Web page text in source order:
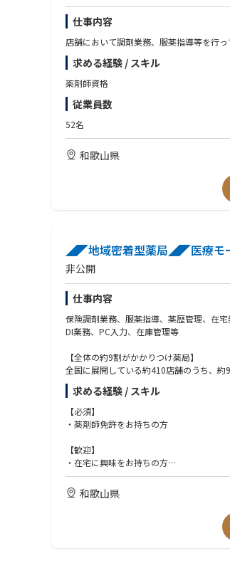
仕事内容
店舗において調剤業務、服薬指導等を行っ
求める経験 / スキル
薬剤師資格
従業員数
52名
和歌山県
◢◤地域密着型薬局◢◤医療モ
非公開
仕事内容
保険調剤業務、服薬指導、薬歴管理、在
DI業務、PC入力、在庫管理等
【全体の約9割がかかりつけ薬局】
全国に展開している約410店舗のうち、約
在宅医療実施店舗、地域医療の拠点として
調剤報酬の面でも地域支援体制加算の要件
営業利益率でみても業界トップクラスの
全国190カ所以上の医療モールを手掛け、
拠点となっています。
【様々なキャリアパスを実現できる自己申
店長・管理薬剤師などの店舗管理をご経
報など様々な方面へのキャリアパスがあ
求める経験 / スキル
【必須】
・薬剤師免許をお持ちの方
【歓迎】
・在宅に興味をお持ちの方
・調剤薬局での実務経験をお持ちの方
・管理薬剤師経験をお持ちの方
・病院、OTC薬剤師としてご勤務の方もお
・マネジメントスキルを身につけること
和歌山県